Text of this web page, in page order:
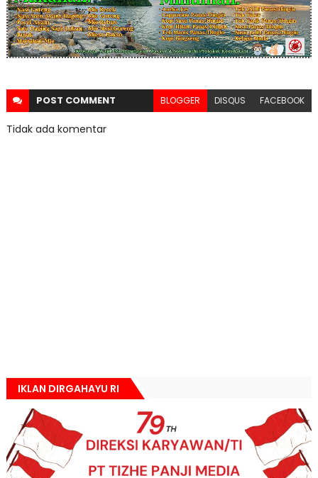
POST COMMENT BLOGGER DISQUS FACEBOOK
Tidak ada komentar
IKLAN DIRGAHAYU RI